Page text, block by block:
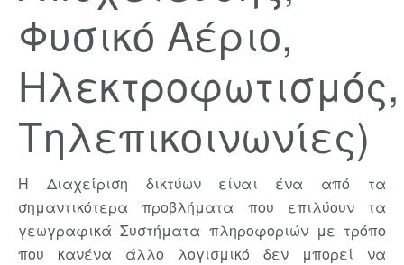
Φυσικό Αέριο,
Ηλεκτροφωτισμός,
Τηλεπικοινωνίες)
Η Διαχείριση δικτύων είναι ένα από τα
σημαντικότερα προβλήματα που επιλύουν τα
γεωγραφικά Συστήματα πληροφοριών με τρόπο
που κανένα άλλο λογισμικό δεν μπορεί να